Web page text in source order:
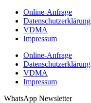
Online-Anfrage
Datenschutzerklärung
VDMA
Impressum
Online-Anfrage
Datenschutzerklärung
VDMA
Impressum
WhatsApp Newsletter